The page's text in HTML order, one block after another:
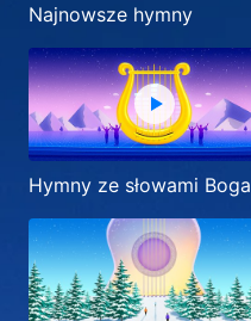
Najnowsze hymny
Hymny ze słowami Boga